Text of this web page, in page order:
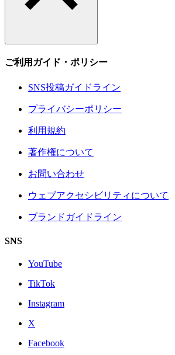
ご利用ガイド・ポリシー
SNS投稿ガイドライン
プライバシーポリシー
利用規約
著作権について
お問い合わせ
ウェブアクセシビリティについて
ブランドガイドライン
SNS
YouTube
TikTok
Instagram
X
Facebook